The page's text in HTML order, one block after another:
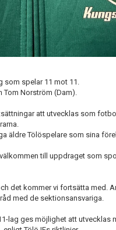
som spelar 11 mot 11.
Norström (Dam).
att utvecklas som
äldre Tölöspelare som sina
till uppdraget som
det kommer vi fortsätta med.
med de sektionsansvariga.
lag ges möjlighet att utvecklas